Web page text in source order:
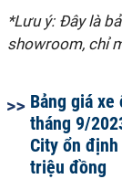
*Lưu ý: Đây là
showroom, chỉ
Bảng giá xe
tháng 9/
City ổn
triệu đồng